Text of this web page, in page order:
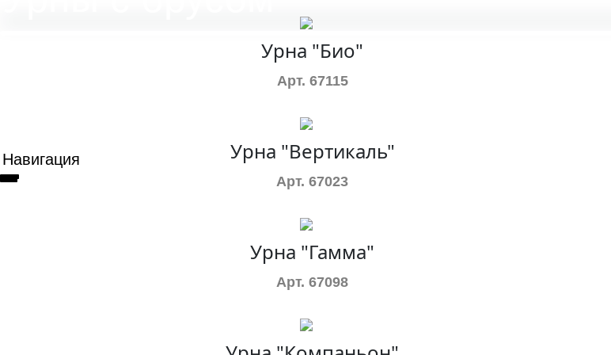
Навигация
Урна "Био"
Арт. 67115
Урна "Вертикаль"
Арт. 67023
Урна "Гамма"
Арт. 67098